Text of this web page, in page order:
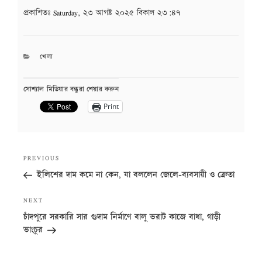
প্রকাশিতঃ Saturday, ২৩ আগষ্ট ২০২৫ বিকাল ২৩:৪৭
CATEGORIES
খেলা
সোশ্যাল মিডিয়ার বন্ধুরা শেয়ার করুন
Print
navigation
Previous
Post
PREVIOUS
ইলিশের দাম কমে না কেন, যা বললেন জেলে-ব্যবসায়ী ও ক্রেতা
Next
Post
NEXT
চাঁদপুরে সরকারি সার গুদাম নির্মাণে বালু ভরাট কাজে বাধা, গাড়ী
ভাংচুর